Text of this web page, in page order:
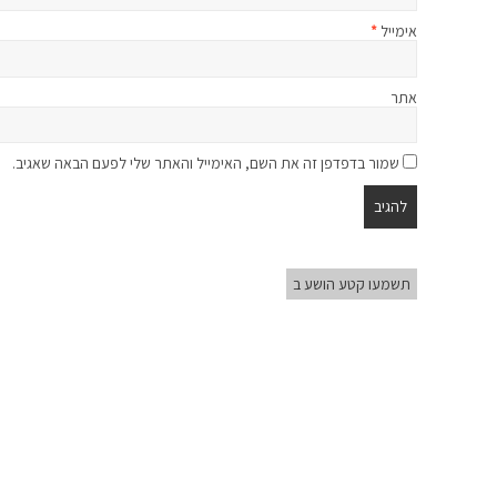
אימייל *
אתר
שמור בדפדפן זה את השם, האימייל והאתר שלי לפעם הבאה שאגיב.
תשמעו קטע הושע ב